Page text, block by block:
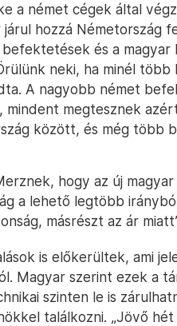
a német cégek által
hozzá Németország
és a
neki, ha minél
A nagyobb német
mindent megtesznek
között, és még több
hogy az új
a lehető legtöbb
másrészt az ár
is előkerültek, ami
Magyar szerint ezek a
szinten le is
találkozni. „Jövő